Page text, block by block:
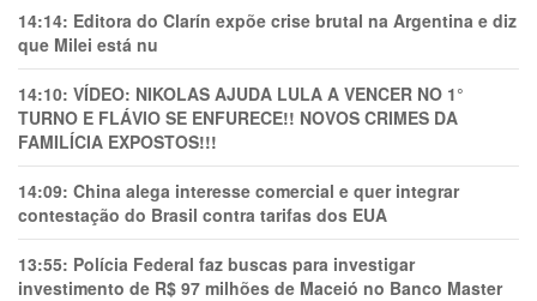
14:14: Editora do Clarín expõe crise brutal na Argentina e diz
que Milei está nu
14:10: VÍDEO: NIKOLAS AJUDA LULA A VENCER NO 1°
TURNO E FLÁVIO SE ENFURECE!! NOVOS CRIMES DA
FAMILÍCIA EXPOSTOS!!!
14:09: China alega interesse comercial e quer integrar
contestação do Brasil contra tarifas dos EUA
13:55: Polícia Federal faz buscas para investigar
investimento de R$ 97 milhões de Maceió no Banco Master